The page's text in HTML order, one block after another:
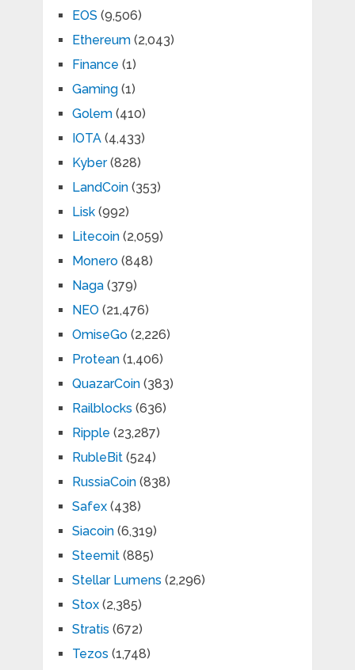
EOS (9,506)
Ethereum(2,043)
Finance (1)
Gaming(1)
Golem(410)
IOTA(4,433)
Kyber(828)
LandCoin(353)
Lisk(992)
Litecoin(2,059)
Monero(848)
Naga(379)
NEO (21,476)
OmiseGo(2,226)
Protean(1,406)
QuazarCoin(383)
Railblocks (636)
Ripple (23,287)
RubleBit(524)
RussiaCoin(838)
Safex(438)
Siacoin(6,319)
Steemit(885)
Stellar Lumens (2,296)
Stox(2,385)
Stratis (672)
Tezos (1,748)